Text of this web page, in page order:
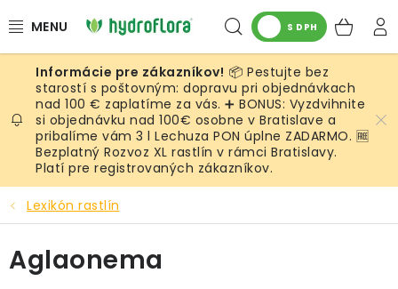
na
Hľadať
S DPH
RASTLINY
UMELÉ RASTLINY
KVETINÁČE
SUBSTRÁTY A PRÍSLUŠENSTVO
SERVIS INTERIÉROVEJ ZELENE
📦 Pestujte bez
starostí s poštovným: dopravu pri objednávkach
nad 100 € zaplatíme za vás. ➕ BONUS: Vyzdvihnite
si objednávku nad 100€ osobne v Bratislave a
pribalíme vám 3 l Lechuza PON úplne ZADARMO. 🆓
Bezplatný Rozvoz XL rastlín v rámci Bratislavy.
Platí pre registrovaných zákazníkov.
Lexikón rastlín
Aglaonema